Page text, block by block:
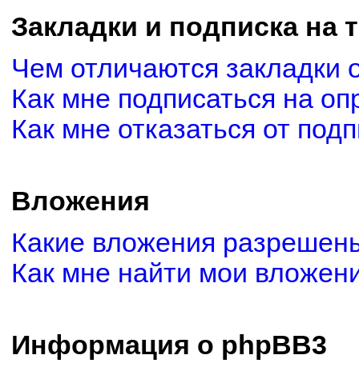
Закладки и подписка на
Чем отличаются закладки
Как мне подписаться на
Как мне отказаться от
Вложения
Какие вложения
Как мне найти мои
Информация о phpBB3